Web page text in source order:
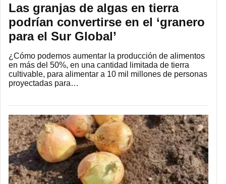
Las granjas de algas en tierra
podrían convertirse en el ‘granero
para el Sur Global’
¿Cómo podemos aumentar la producción de alimentos
en más del 50%, en una cantidad limitada de tierra
cultivable, para alimentar a 10 mil millones de personas
proyectadas para…